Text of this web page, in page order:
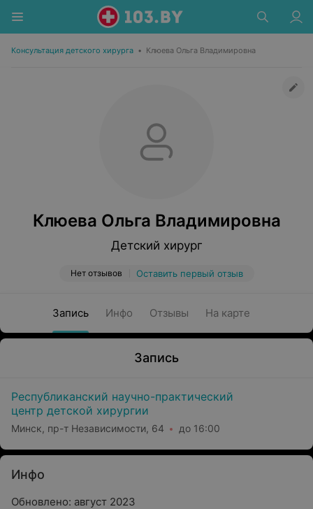
Консультация детского хирурга • Клюева Ольга Владимировна
Клюева Ольга Владимировна
Детский хирург
Нет отзывов Оставить первый отзыв
Запись Инфо Отзывы На карте
Запись
Республиканский научно-практический
центр детской хирургии
Минск, пр-т Независимости, 64 до 16:00
Инфо
Обновлено: август 2023